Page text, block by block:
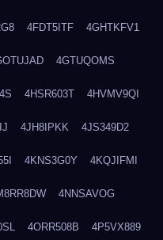
4FDT5ITF 4GHTKFV1
4GTUQOMS
4HSR603T 4HVMV9QI
4JH8IPKK 4JS349D2
4KNS3G0Y 4KQJIFMI
4NNSAVOG
4ORR508B 4P5VX889